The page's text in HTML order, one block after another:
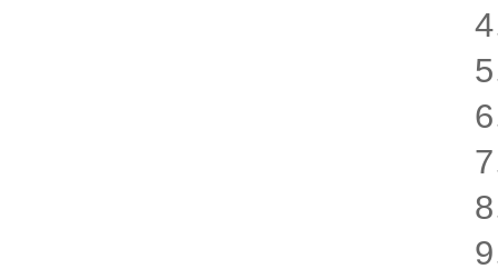
4、
5、
6、
7、
8、
9、